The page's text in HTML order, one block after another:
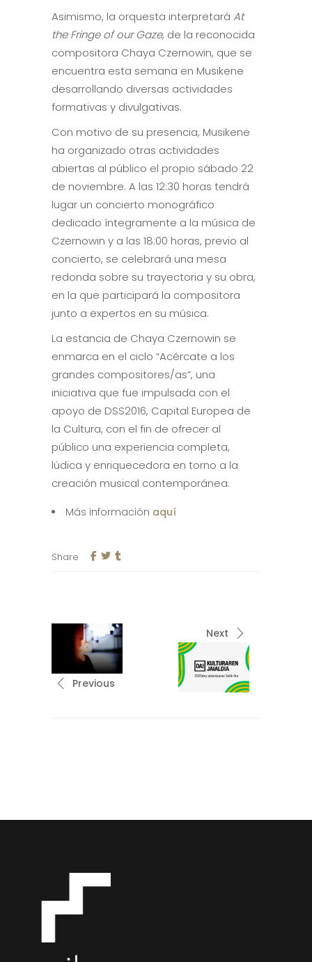
Asimismo, la orquesta interpretará At
the Fringe of our Gaze, de la reconocida
compositora Chaya Czernowin, que se
encuentra esta semana en Musikene
desarrollando diversas actividades
formativas y divulgativas.
Con motivo de su presencia, Musikene
ha organizado otras actividades
abiertas al público el propio sábado 22
de noviembre. A las 12:30 horas tendrá
lugar un concierto monográfico
dedicado íntegramente a la música de
Czernowin y a las 18:00 horas, previo al
concierto, se celebrará una mesa
redonda sobre su trayectoria y su obra,
en la que participará la compositora
junto a expertos en su música.
La estancia de Chaya Czernowin se
enmarca en el ciclo “Acércate a los
grandes compositores/as”, una
iniciativa que fue impulsada con el
apoyo de DSS2016, Capital Europea de
la Cultura, con el fin de ofrecer al
público una experiencia completa,
lúdica y enriquecedora en torno a la
creación musical contemporánea.
Más información aquí
Share
Previous
Next